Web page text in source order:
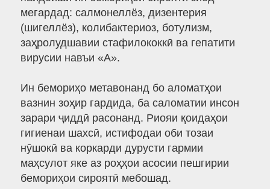
мегардад: салмонеллёз, дизентерия
(шигеллёз), колибактериоз, ботулизм,
заҳролудшавии стафилококкӣ ва гепатити
вирусии навъи «А».
Ин бемориҳо метавонанд бо аломатҳои
вазнин зоҳир гардида, ба саломатии инсон
зарари ҷиддӣ расонанд. Риояи қоидаҳои
гигиенаи шахсӣ, истифодаи оби тозаи
нӯшокӣ ва коркарди дурусти гармии
маҳсулот яке аз роҳҳои асосии пешгирии
бемориҳои сироятӣ мебошад.